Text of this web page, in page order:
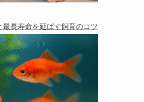
長寿命を延ばす飼育のコツ